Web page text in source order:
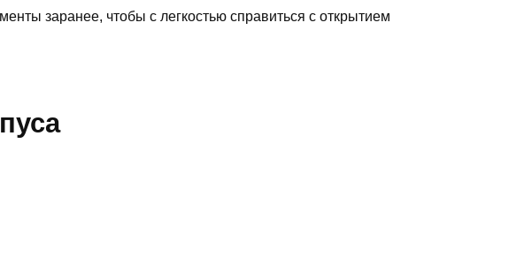
заранее, чтобы с легкостью справиться с открытием